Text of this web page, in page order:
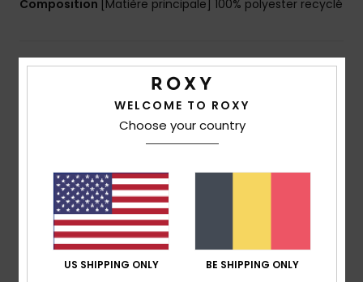
Composition [Matière principale] 100% polyester recyclé
Livraison & Retours
Note moyenne
5.0
WELCOME TO ROXY
Choose your country
US SHIPPING ONLY BE SHIPPING ONLY